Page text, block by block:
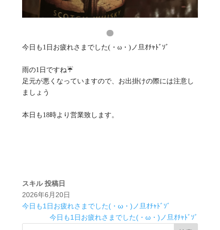
今日も1日お疲れさまでした(・ω・)ノ旦ｵﾁｬﾄﾞｿﾞ
雨の1日ですね☔️
足元が悪くなっていますので、お出掛けの際には注意し
ましょう
本日も18時より営業致します。
スキル 投稿日
2026年6月20日
今日も1日お疲れさまでした(・ω・)ノ旦ｵﾁｬﾄﾞｿﾞ
今日も1日お疲れさまでした(・ω・)ノ旦ｵﾁｬﾄﾞｿﾞ